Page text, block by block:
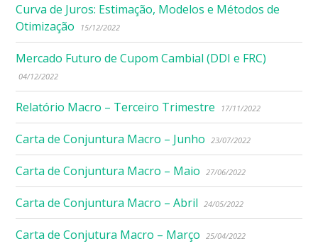
Curva de Juros: Estimação, Modelos e Métodos de
Otimização
15/12/2022
Mercado Futuro de Cupom Cambial (DDI e FRC)
04/12/2022
Relatório Macro – Terceiro Trimestre 17/11/2022
Carta de Conjuntura Macro – Junho 23/07/2022
Carta de Conjuntura Macro – Maio 27/06/2022
Carta de Conjuntura Macro – Abril 24/05/2022
Carta de Conjutura Macro – Março 25/04/2022